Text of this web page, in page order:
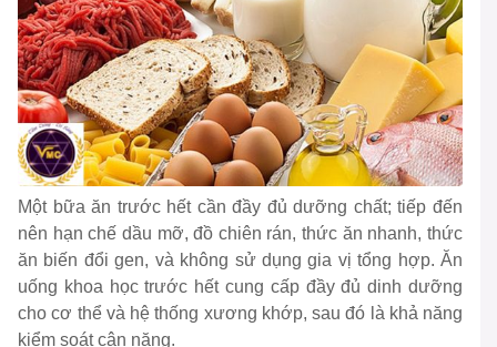
Một bữa ăn trước hết cần đầy đủ dưỡng chất; tiếp đến
nên hạn chế dầu mỡ, đồ chiên rán, thức ăn nhanh, thức
ăn biến đổi gen, và không sử dụng gia vị tổng hợp. Ăn
uống khoa học trước hết cung cấp đầy đủ dinh dưỡng
cho cơ thể và hệ thống xương khớp, sau đó là khả năng
kiểm soát cân nặng.